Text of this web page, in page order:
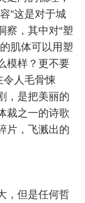
”这是对于城
察，其中对“塑
肌体可以用塑
模样？更不要
令人毛骨悚
，是把美丽的
裁之一的诗歌
片，飞溅出的
，但是任何哲